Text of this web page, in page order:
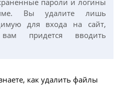
пароли и логины
Вы удалите лишь
для входа на сайт,
придется вводить
как удалить файлы